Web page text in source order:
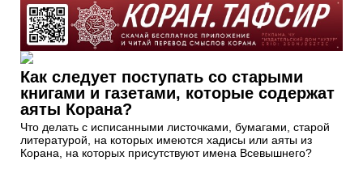
Как следует поступать со старыми
книгами и газетами, которые содержат
аяты Корана?
Что делать с исписанными листочками, бумагами, старой
литературой, на которых имеются хадисы или аяты из
Корана, на которых присутствуют имена Всевышнего?